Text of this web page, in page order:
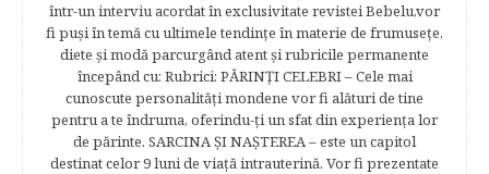
într-un interviu acordat în exclusivitate revistei Bebelu,vor
fi puşi în temă cu ultimele tendinţe în materie de frumuseţe,
diete şi modă parcurgând atent şi rubricile permanente
începând cu: Rubrici: PĂRINŢI CELEBRI – Cele mai
cunoscute personalităţi mondene vor fi alături de tine
pentru a te îndruma, oferindu-ţi un sfat din experienţa lor
de părinte. SARCINA ŞI NAŞTEREA – este un capitol
destinat celor 9 luni de viaţă intrauterină. Vor fi prezentate